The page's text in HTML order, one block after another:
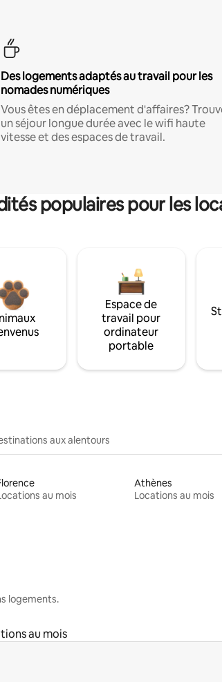
Des logements adaptés au travail pour les
nomades numériques
Vous êtes en déplacement d'affaires?
un séjour longue durée avec le wifi haute
vitesse et des espaces de travail.
populaires pour les
Espace de
travail pour
ordinateur
portable
aux alentours
au mois
Athènes
Locations au mois
logements.
au mois